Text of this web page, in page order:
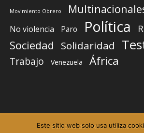
Movimiento Obrero
No violencia
Paro Política
Sociedad Solidaridad
Trabajo Venezuela África
Elemento del menú Elemento
Este sitio web solo usa utiliza